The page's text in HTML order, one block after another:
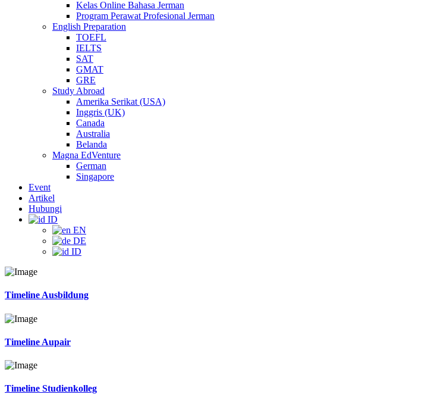
Kelas Online Bahasa Jerman
Program Perawat Profesional Jerman
English Preparation
TOEFL
IELTS
SAT
GMAT
GRE
Study Abroad
Amerika Serikat (USA)
Inggris (UK)
Canada
Australia
Belanda
Magna EdVenture
German
Singapore
Event
Artikel
Hubungi
ID
EN
DE
ID
Timeline Ausbildung
Timeline Aupair
Timeline Studienkolleg